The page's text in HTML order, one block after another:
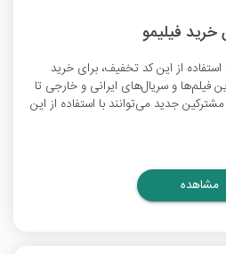
استفاده از این کد تخفیف، برای خرید
فیلم‌ها و سریال‌های ایرانی و خارجی تا
مشاهده